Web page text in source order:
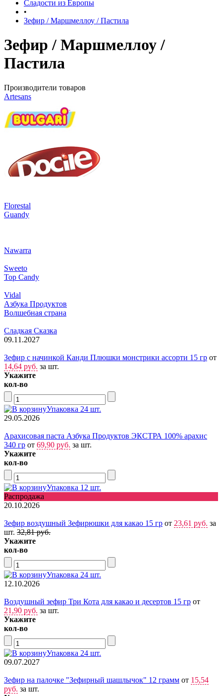
Сладости из Европы
•
Зефир / Маршмеллоу / Пастила
Зефир / Маршмеллоу /
Пастила
Производители товаров
Artesans
Florestal
Guandy
Nawarra
Sweeto
Top Candy
Vidal
Азбука Продуктов
Волшебная страна
Сладкая Сказка
09.11.2027
Зефир с начинкой Канди Плюшки монстрики ассорти 15 гр от
14,64 руб. за шт.
Укажите
кол-во
Упаковка 24 шт.
29.05.2026
Арахисовая паста Азбука Продуктов ЭКСТРА 100% арахис
340 гр от 69,90 руб. за шт.
Укажите
кол-во
Упаковка 12 шт.
Распродажа
20.10.2026
Зефир воздушный Зефирюшки для какао 15 гр от 23,61 руб. за
шт. 32,81 руб.
Укажите
кол-во
Упаковка 24 шт.
12.10.2026
Воздушный зефир Три Кота для какао и десертов 15 гр от
21,90 руб. за шт.
Укажите
кол-во
Упаковка 24 шт.
09.07.2027
Зефир на палочке "Зефирный шашлычок" 12 грамм от 15,54
руб. за шт.